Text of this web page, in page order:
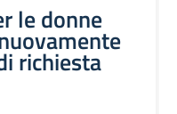
le donne
richiesta